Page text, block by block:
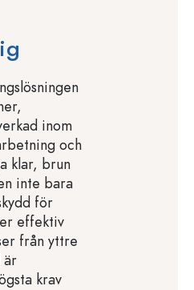
inom
och
klar, brun
inte bara
för
effektiv
från yttre
är
krav